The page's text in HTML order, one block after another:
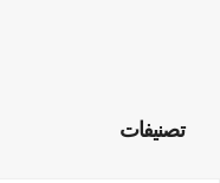
تصنيفات